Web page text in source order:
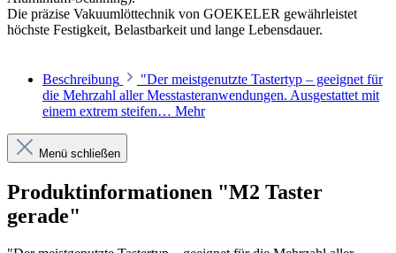
Die präzise Vakuumlöttechnik von GOEKELER gewährleistet
höchste Festigkeit, Belastbarkeit und lange Lebensdauer.
Beschreibung
"Der meistgenutzte Tastertyp – geeignet für
die Mehrzahl aller Messtasteranwendungen. Ausgestattet mit
einem extrem steifen… Mehr
Menü schließen
Produktinformationen "M2 Taster
gerade"